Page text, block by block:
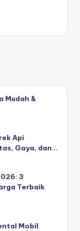
Mudah &
Api
Gaya, dan…
3
Terbaik
Mobil